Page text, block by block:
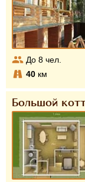
До 8 чел.
40 км
Большой